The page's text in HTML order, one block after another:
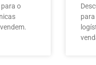
o